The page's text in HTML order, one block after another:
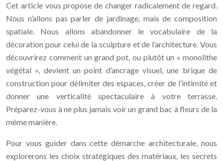
Cet article vous propose de changer radicalement de regard.
Nous n’allons pas parler de jardinage, mais de composition
spatiale. Nous allons abandonner le vocabulaire de la
décoration pour celui de la sculpture et de l’architecture. Vous
découvrirez comment un grand pot, ou plutôt un « monolithe
végétal », devient un point d’ancrage visuel, une brique de
construction pour délimiter des espaces, créer de l’intimité et
donner une verticalité spectaculaire à votre terrasse.
Préparez-vous à ne plus jamais voir un grand bac à fleurs de la
même manière.
Pour vous guider dans cette démarche architecturale, nous
explorerons les choix stratégiques des matériaux, les secrets